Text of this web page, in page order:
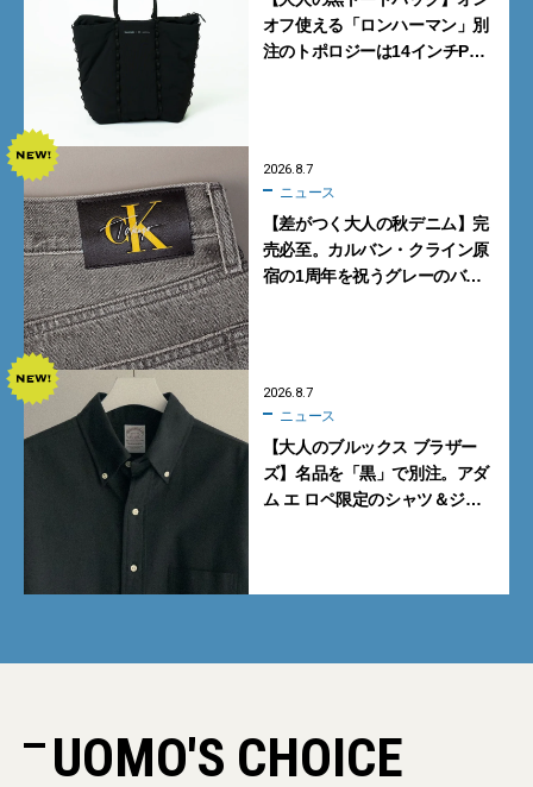
オフ使える「ロンハーマン」別
注のトポロジーは14インチPC
2026.8.7
ニュース
【差がつく大人の秋デニム】完
売必至。カルバン・クライン原
宿の1周年を祝うグレーのバ
2026.8.7
ニュース
【大人のブルックス ブラザー
ズ】名品を「黒」で別注。アダ
ム エ ロペ限定のシャツ＆ジャ
UOMO'S CHOICE